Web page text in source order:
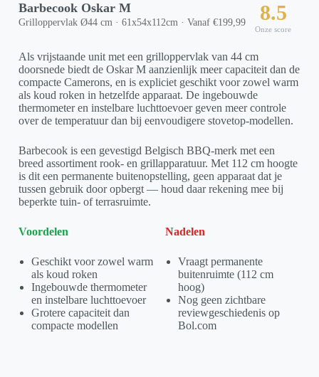
Barbecook Oskar M
Grilloppervlak Ø44 cm · 61x54x112cm · Vanaf €199,99 8.5
Onze score
Als vrijstaande unit met een grilloppervlak van 44 cm
doorsnede biedt de Oskar M aanzienlijk meer capaciteit dan de
compacte Camerons, en is expliciet geschikt voor zowel warm
als koud roken in hetzelfde apparaat. De ingebouwde
thermometer en instelbare luchttoevoer geven meer controle
over de temperatuur dan bij eenvoudigere stovetop-modellen.
Barbecook is een gevestigd Belgisch BBQ-merk met een
breed assortiment rook- en grillapparatuur. Met 112 cm hoogte
is dit een permanente buitenopstelling, geen apparaat dat je
tussen gebruik door opbergt — houd daar rekening mee bij
beperkte tuin- of terrasruimte.
Voordelen
Geschikt voor zowel warm
als koud roken
Ingebouwde thermometer
en instelbare luchttoevoer
Grotere capaciteit dan
compacte modellen
Nadelen
Vraagt permanente
buitenruimte (112 cm
hoog)
Nog geen zichtbare
reviewgeschiedenis op
Bol.com